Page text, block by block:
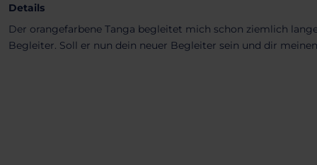
Details
Der orangefarbene Tanga begleitet mich schon ziemlich
Begleiter. Soll er nun dein neuer Begleiter sein und dir